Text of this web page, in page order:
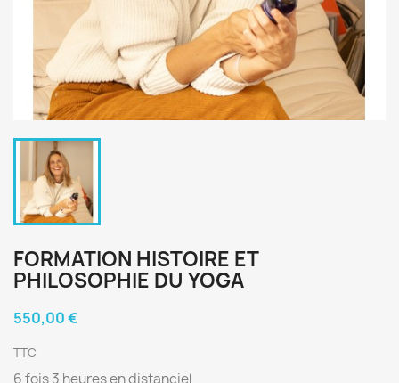
FORMATION HISTOIRE ET
PHILOSOPHIE DU YOGA
550,00 €
TTC
6 fois 3 heures en distanciel